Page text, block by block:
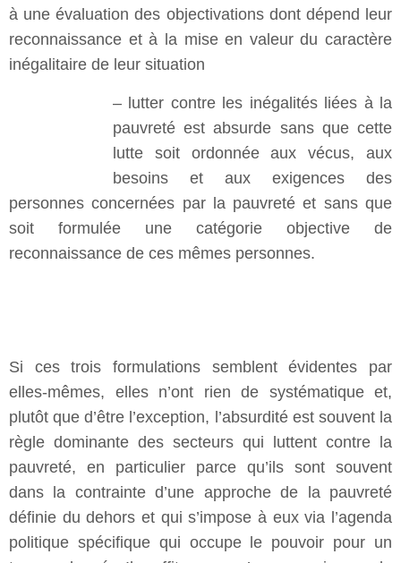
à une évaluation des objectivations dont dépend leur
reconnaissance et à la mise en valeur du caractère
inégalitaire de leur situation
– lutter contre les inégalités liées à la
pauvreté est absurde sans que cette
lutte soit ordonnée aux vécus, aux
besoins et aux exigences des
personnes concernées par la pauvreté et sans que
soit formulée une catégorie objective de
reconnaissance de ces mêmes personnes.
Si ces trois formulations semblent évidentes par
elles-mêmes, elles n’ont rien de systématique et,
plutôt que d’être l’exception, l’absurdité est souvent la
règle dominante des secteurs qui luttent contre la
pauvreté, en particulier parce qu’ils sont souvent
dans la contrainte d’une approche de la pauvreté
définie du dehors et qui s’impose à eux via l’agenda
politique spécifique qui occupe le pouvoir pour un